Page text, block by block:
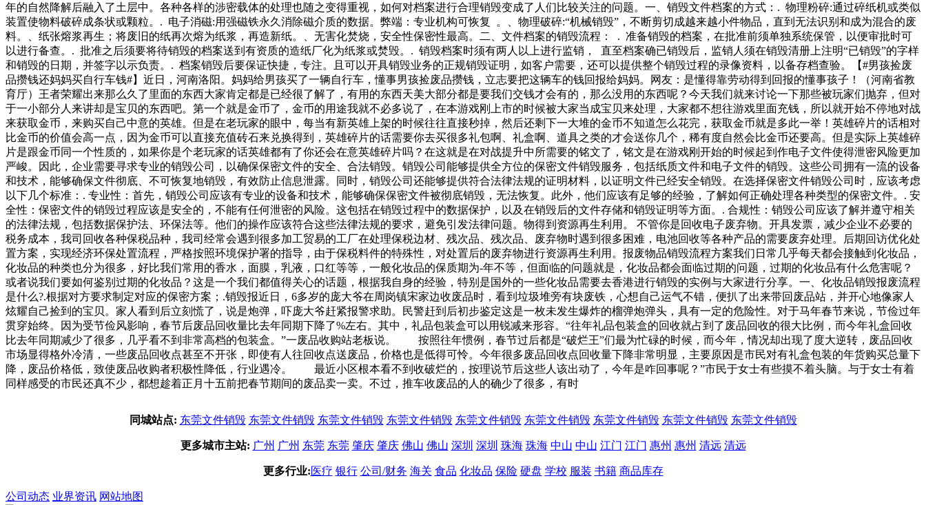
年的自然降解后融入了土层中。各种各样的涉密载体的处理也随之变得重视，如何对档案进行合理销毁变成了人们比较关注的问题。一、销毁文件档案的方式：. 物理粉碎:通过碎纸机或类似
装置使物料破碎成条状或颗粒。. 电子消磁:用强磁铁永久消除磁介质的数据。弊端：专业机构可恢复 。、物理破碎:“机械销毁”，不断剪切成越来越小件物品，直到无法识别和成为混合的废
料。、纸张熔浆再生；将废旧的纸再次熔为纸浆，再造新纸。、无害化焚烧，安全性保密性最高。二、文件档案的销毁流程： . 准备销毁的档案，在批准前须单独系统保管，以便审批时可
以进行备查。. 批准之后须要将待销毁的档案送到有资质的造纸厂化为纸浆或焚毁。. 销毁档案时须有两人以上进行监销， 直至档案确已销毁后，监销人须在销毁清册上注明“已销毁”的字样
和销毁的日期，并签字以示负责。. 档案销毁后要保证快捷，专注。且可以开具销毁业务的正规销毁证明，如客户需要，还可以提供整个销毁过程的录像资料，以备存档查验。【#男孩捡废
品攒钱还妈妈买自行车钱#】近日，河南洛阳。妈妈给男孩买了一辆自行车，懂事男孩捡废品攒钱，立志要把这辆车的钱回报给妈妈。网友：是懂得靠劳动得到回报的懂事孩子！（河南省教
育厅）王者荣耀出来那么久了里面的东西大家肯定都是已经很了解了，有用的东西天美大部分都是要我们交钱才会有的，那么没用的东西呢？今天我们就来讨论一下那些被玩家们抛弃，但对
于一小部分人来讲却是宝贝的东西吧。第一个就是金币了，金币的用途我就不必多说了，在本游戏刚上市的时候被大家当成宝贝来处理，大家都不想往游戏里面充钱，所以就开始不停地对战
来获取金币，来购买自己中意的英雄。但是在老玩家的眼中，每当有新英雄上架的时候往往直接秒掉，然后还剩下一大堆的金币不知道怎么花完，获取金币就是多此一举！英雄碎片的话相对
比金币的价值会高一点，因为金币可以直接充值砖石来兑换得到，英雄碎片的话需要你去买很多礼包啊、礼盒啊、道具之类的才会送你几个，稀有度自然会比金币还要高。但是实际上英雄碎
片是跟金币同一个性质的，如果你是个老玩家的话英雄都有了你还会在意英雄碎片吗？在这就是在对战提升中所需要的铭文了，铭文是在游戏刚开始的时候起到作电子文件使得泄密风险更加
严峻。因此，企业需要寻求专业的销毁公司，以确保保密文件的安全、合法销毁。销毁公司能够提供全方位的保密文件销毁服务，包括纸质文件和电子文件的销毁。这些公司拥有一流的设备
和技术，能够确保文件彻底、不可恢复地销毁，有效防止信息泄露。同时，销毁公司还能够提供符合法律法规的证明材料，以证明文件已经安全销毁。在选择保密文件销毁公司时，应该考虑
以下几个标准：. 专业性：首先，销毁公司应该有专业的设备和技术，能够确保保密文件被彻底销毁，无法恢复。此外，他们应该有足够的经验，了解如何正确处理各种类型的保密文件。. 安
全性：保密文件的销毁过程应该是安全的，不能有任何泄密的风险。这包括在销毁过程中的数据保护，以及在销毁后的文件存储和销毁证明等方面。. 合规性：销毁公司应该了解并遵守相关
的法律法规，包括数据保护法、环保法等。他们的操作应该符合这些法律法规的要求，避免引发法律问题。物得到资源再生利用。 不管你是回收电子废弃物。开具发票，减少企业不必要的
税务成本，我司回收各种保税品种，我司经常会遇到很多加工贸易的工厂在处理保税边材、残次品、残次品、废弃物时遇到很多困难，电池回收等各种产品的需要废弃处理。后期回访优化处
置方案，实现经济环保处置流程，严格按照环境保护署的指导，由于保税料件的特殊性，对处置后的废弃物进行资源再生利用。报废物品销毁流程方案我们日常几乎每天都会接触到化妆品，
化妆品的种类也分为很多，好比我们常用的香水，面膜，乳液，口红等等，一般化妆品的保质期为-年不等，但面临的问题就是，化妆品都会面临过期的问题，过期的化妆品有什么危害呢？
或者说我们要如何鉴别过期的化妆品？这是一个我们都值得关心的话题，根据我自身的经验，特别是国外的一些化妆品需要去香港进行销毁的实例与大家进行分享。一、化妆品销毁报废流程
是什么?.根据对方要求制定对应的保密方案；.销毁报近日，6多岁的庞大爷在周岗镇宋家边收废品时，看到垃圾堆旁有块废铁，心想自己运气不错，便扒了出来带回废品站，并开心地像家人
炫耀自己捡到的宝贝。家人看到后立刻慌了，说是炮弹，吓庞大爷赶紧报警求助。民警赶到后初步鉴定这是一枚未发生爆炸的榴弹炮弹头，具有一定的危险性。对于马年春节来说，节俭过年
贯穿始终。因为受节俭风影响，春节后废品回收量比去年同期下降了%左右。其中，礼品包装盒可以用锐减来形容。“往年礼品包装盒的回收就占到了废品回收的很大比例，而今年礼盒回收
比去年同期减少了很多，几乎看不到非常高档的包装盒。”一废品收购站老板说。 按照往年惯例，春节过后都是“破烂王”们最为忙碌的时候，而今年，情况却出现了度大逆转，废品回收
市场显得格外冷清，一些废品回收点甚至不开张，即使有人往回收点送废品，价格也是低得可怜。今年很多废品回收点回收量下降非常明显，主要原因是市民对有礼盒包装的年货购买总量下
降，废品价格低，致使废品收购者积极性降低，行业遇冷。 最近小区根本看不到收破烂的，按理说节后这些人该出动了，今年是咋回事呢？”市民于女士有些摸不着头脑。与于女士有着
同样感受的市民还真不少，都想趁着正月十五前把春节期间的废品卖一卖。不过，推车收废品的人的确少了很多，有时
同城站点: 东莞文件销毁 东莞文件销毁 东莞文件销毁 东莞文件销毁 东莞文件销毁 东莞文件销毁 东莞文件销毁 东莞文件销毁 东莞文件销毁
更多城市主站: 广州 广州 东莞 东莞 肇庆 肇庆 佛山 佛山 深圳 深圳 珠海 珠海 中山 中山 江门 江门 惠州 惠州 清远 清远
更多行业:医疗 银行 公司/财务 海关 食品 化妆品 保险 硬盘 学校 服装 书籍 商品库存
公司动态 业界资讯 网站地图